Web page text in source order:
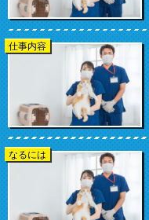
仕事内容
なるには